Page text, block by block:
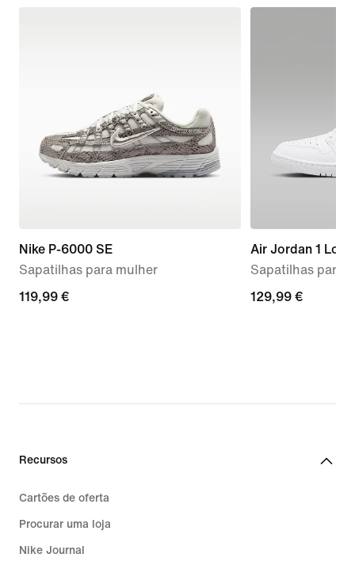
Nike P-6000 SE
Sapatilhas para mulher
119,99
119,99 €
Air Jordan 1 Low
Sapatilhas para
129,99
129,99 €
Recursos
Cartões de oferta
Procurar uma loja
Nike Journal